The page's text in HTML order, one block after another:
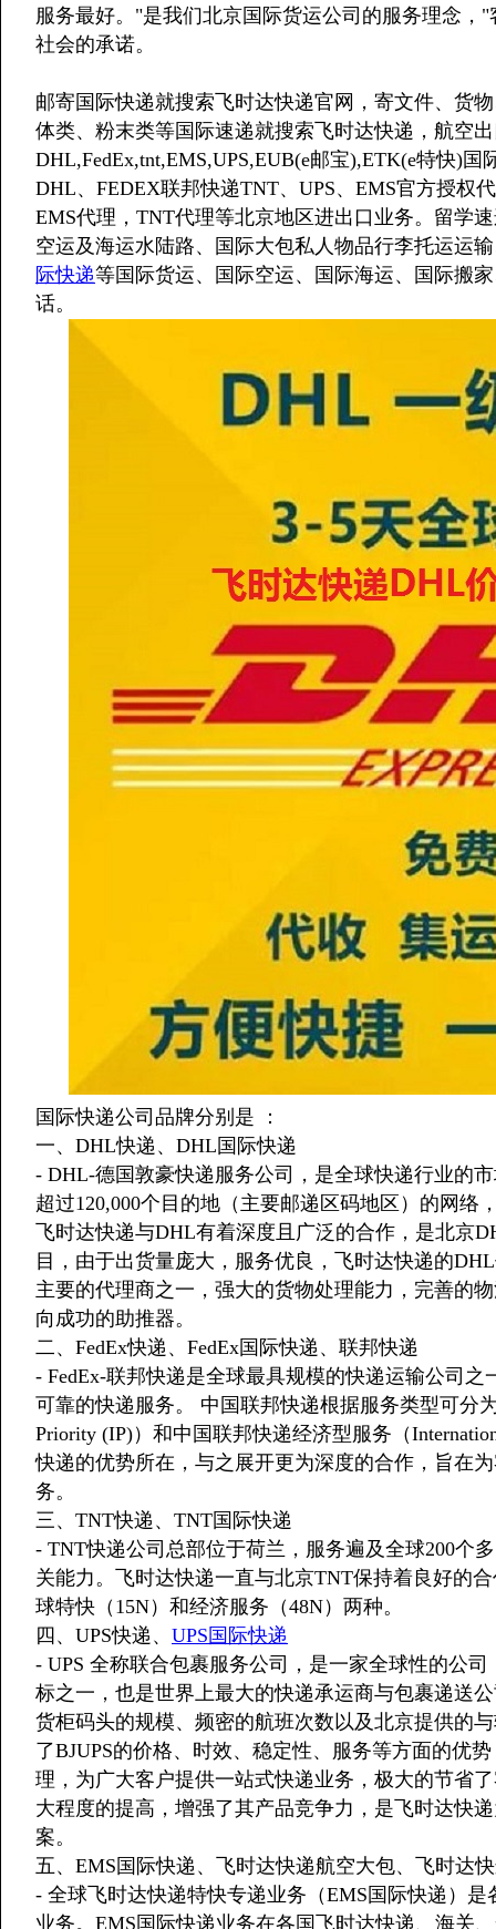
服务最好。"是我们北京国际货运公司的服务理念
社会的承诺。
邮寄国际快递就搜索飞时达快递官网，寄文件、货
体类、粉末类等国际速递就搜索飞时达快递，航空
DHL,FedEx,tnt,EMS,UPS,EUB(e邮宝),ETK(e特快)
DHL、FEDEX联邦快递TNT、UPS、EMS官方授权
EMS代理，TNT代理等北京地区进出口业务。留学
空运及海运水陆路、国际大包私人物品行李托运运
际快递等国际货运、国际空运、国际海运、国际搬
话。
国际快递公司品牌分别是 ：
一、DHL快递、DHL国际快递
- DHL-德国敦豪快递服务公司，是全球快递行业的
超过120,000个目的地（主要邮递区码地区）的网络
飞时达快递与DHL有着深度且广泛的合作，是北京
目，由于出货量庞大，服务优良，飞时达快递的
主要的代理商之一，强大的货物处理能力，完善的
向成功的助推器。
二、FedEx快递、FedEx国际快递、联邦快递
- FedEx-联邦快递是全球最具规模的快递运输公司
可靠的快递服务。 中国联邦快递根据服务类型可分
Priority (IP)）和中国联邦快递经济型服务（
快递的优势所在，与之展开更为深度的合作，旨在
务。
三、TNT快递、TNT国际快递
- TNT快递公司总部位于荷兰，服务遍及全球200个
关能力。飞时达快递一直与北京TNT保持着良好的
球特快（15N）和经济服务（48N）两种。
四、UPS快递、 UPS国际快递
- UPS 全称联合包裹服务公司，是一家全球性的公
标之一，也是世界上最大的快递承运商与包裹递送
货柜码头的规模、频密的航班次数以及北京提供的
了BJUPS的价格、时效、稳定性、服务等方面的优
理，为广大客户提供一站式快递业务，极大的节省
大程度的提高，增强了其产品竞争力，是飞时达快
案。
五、EMS国际快递、飞时达快递航空大包、飞时达
- 全球飞时达快递特快专递业务（EMS国际快递）
业务。EMS国际快递业务在各国飞时达快递、海关